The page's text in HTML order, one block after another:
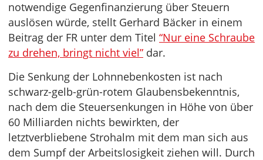
notwendige Gegenfinanzierung über Steuern
auslösen würde, stellt Gerhard Bäcker in einem
Beitrag der FR unter dem Titel “Nur eine Schraube
zu drehen, bringt nicht viel” dar.
Die Senkung der Lohnnebenkosten ist nach
schwarz-gelb-grün-rotem Glaubensbekenntnis,
nach dem die Steuersenkungen in Höhe von über
60 Milliarden nichts bewirkten, der
letztverbliebene Strohalm mit dem man sich aus
dem Sumpf der Arbeitslosigkeit ziehen will. Durch